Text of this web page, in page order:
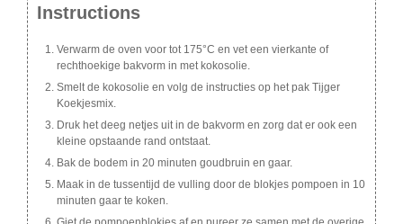
Instructions
Verwarm de oven voor tot 175°C en vet een vierkante of
rechthoekige bakvorm in met kokosolie.
Smelt de kokosolie en volg de instructies op het pak Tijger
Koekjesmix.
Druk het deeg netjes uit in de bakvorm en zorg dat er ook een
kleine opstaande rand ontstaat.
Bak de bodem in 20 minuten goudbruin en gaar.
Maak in de tussentijd de vulling door de blokjes pompoen in 10
minuten gaar te koken.